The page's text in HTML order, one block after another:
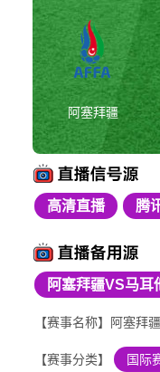
阿塞拜疆
高清直播 腾
阿塞拜疆VS马耳
【赛事名称】阿塞拜
【赛事分类】 国际